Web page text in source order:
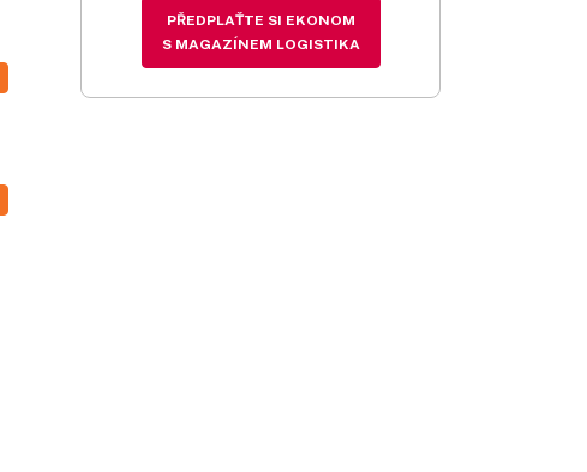
PŘEDPLAŤTE SI EKONOM
S MAGAZÍNEM LOGISTIKA